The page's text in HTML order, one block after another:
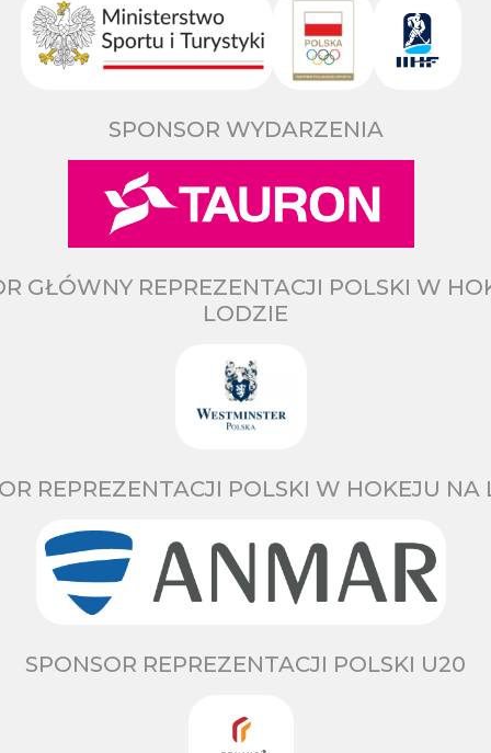
SPONSOR WYDARZENIA
GŁÓWNY REPREZENTACJI POLSKI W
LODZIE
REPREZENTACJI POLSKI W HOKEJU NA
SPONSOR REPREZENTACJI POLSKI U20